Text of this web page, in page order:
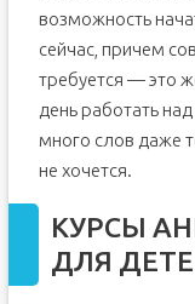
возможность
сейчас, причем
требуется — это
день работать
много слов даже
не хочется.
КУРСЫ
ДЛЯ